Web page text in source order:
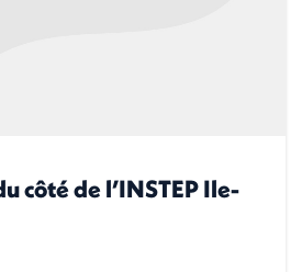
côté de l’INSTEP Ile-